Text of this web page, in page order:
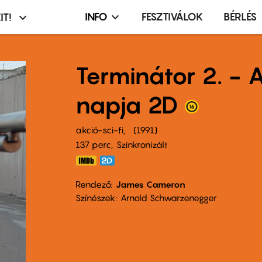
Infó,
terembérlés
menü
INFO FESZTIVÁLOK BÉRLÉS
Terminátor 2. -
napja 2D
akció-sci-fi
1991
137 perc,
Szinkronizált
Rendező James Cameron
Színészek
Arnold Schwarzenegger